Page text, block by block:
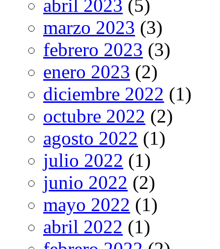
abril 2023 (5)
marzo 2023 (3)
febrero 2023 (3)
enero 2023 (2)
diciembre 2022 (1)
octubre 2022 (2)
agosto 2022 (1)
julio 2022 (1)
junio 2022 (2)
mayo 2022 (1)
abril 2022 (1)